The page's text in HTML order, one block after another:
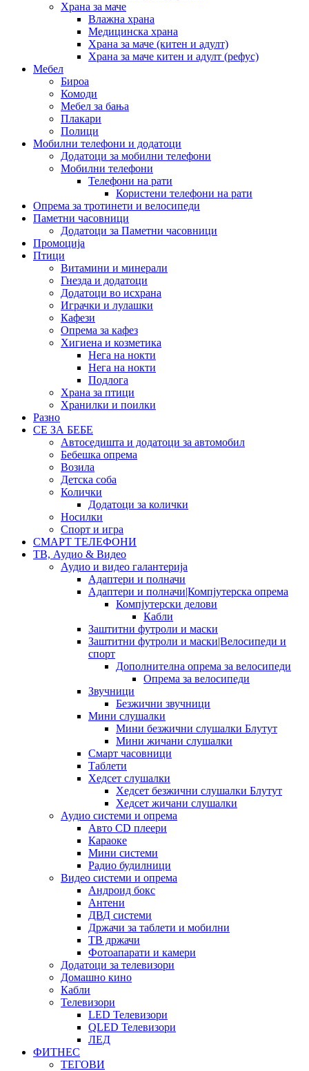
Храна за маче
Влажна храна
Медицинска храна
Храна за маче (китен и адулт)
Храна за маче китен и адулт (рефус)
Мебел
Бироа
Комоди
Мебел за бања
Плакари
Полици
Мобилни телефони и додатоци
Додатоци за мобилни телефони
Мобилни телефони
Телефони на рати
Користени телефони на рати
Опрема за тротинети и велосипеди
Паметни часовници
Додатоци за Паметни часовници
Промоција
Птици
Витамини и минерали
Гнезда и додатоци
Додатоци во исхрана
Играчки и лулашки
Кафези
Опрема за кафез
Хигиена и козметика
Нега на нокти
Нега на нокти
Подлога
Храна за птици
Хранилки и поилки
Разно
СЕ ЗА БЕБЕ
Автоседишта и додатоци за автомобил
Бебешка опрема
Возила
Детска соба
Колички
Додатоци за колички
Носилки
Спорт и игра
СМАРТ ТЕЛЕФОНИ
ТВ, Аудио & Видео
Аудио и видео галантерија
Адаптери и полначи
Адаптери и полначи|Компјутерска опрема
Компјутерски делови
Кабли
Заштитни футроли и маски
Заштитни футроли и маски|Велосипеди и
спорт
Дополнителна опрема за велосипеди
Опрема за велосипеди
Звучници
Безжични звучници
Мини слушалки
Мини безжични слушалки Блутут
Мини жичани слушалки
Смарт часовници
Таблети
Хедсет слушалки
Хедсет безжични слушалки Блутут
Хедсет жичани слушалки
Аудио системи и опрема
Авто CD плеери
Караоке
Мини системи
Радио будилници
Видео системи и опрема
Андроид бокс
Антени
ДВД системи
Држачи за таблети и мобилни
ТВ држачи
Фотоапарати и камери
Додатоци за телевизори
Домашно кино
Кабли
Телевизори
LED Телевизори
QLED Телевизори
ЛЕД
ФИТНЕС
ТЕГОВИ